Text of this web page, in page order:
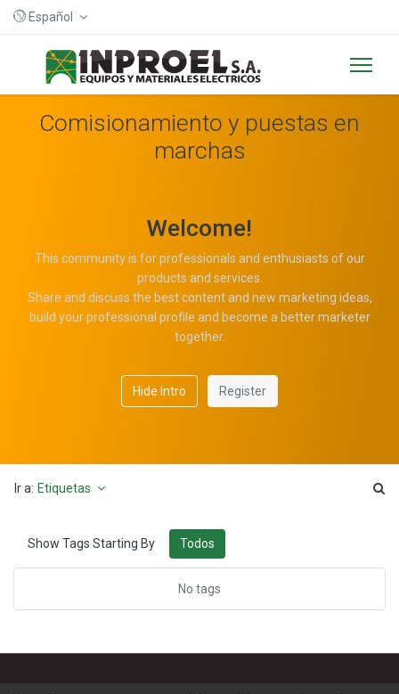
Español
Comisionamiento y puestas en
marchas
Welcome!
This community is for professionals and enthusiasts of our
products and services.
Share and discuss the best content and new marketing ideas,
build your professional profile and become a better marketer
together.
Hide Intro Register
Ir a: Etiquetas
Show Tags Starting By Todos
No tags